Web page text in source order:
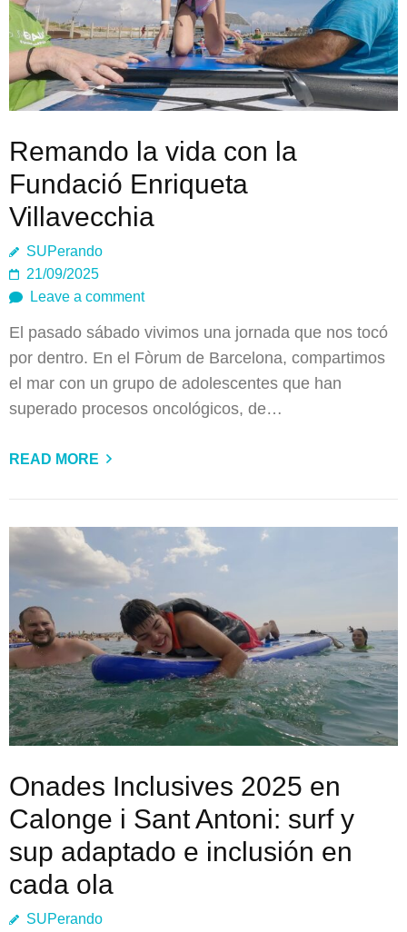
Remando la vida con la
Fundació Enriqueta
Villavecchia
SUPerando
21/09/2025
Leave a comment
El pasado sábado vivimos una jornada que nos tocó
por dentro. En el Fòrum de Barcelona, compartimos
el mar con un grupo de adolescentes que han
superado procesos oncológicos, de…
READ MORE
Onades Inclusives 2025 en
Calonge i Sant Antoni: surf y
sup adaptado e inclusión en
cada ola
SUPerando